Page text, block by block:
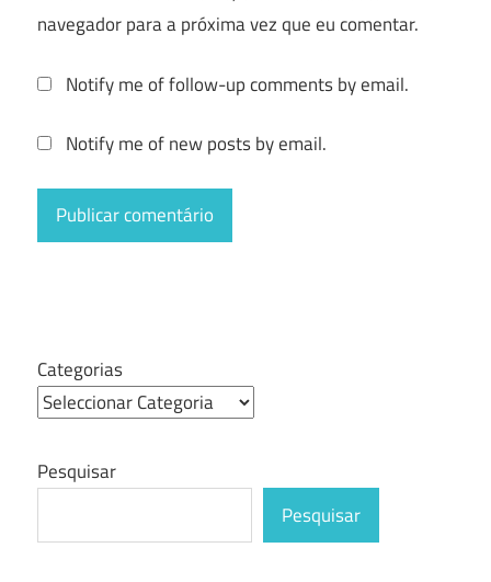
navegador para a próxima vez que eu comentar.
Notify me of follow-up comments by email.
Notify me of new posts by email.
Categorias
Pesquisar
Pesquisar